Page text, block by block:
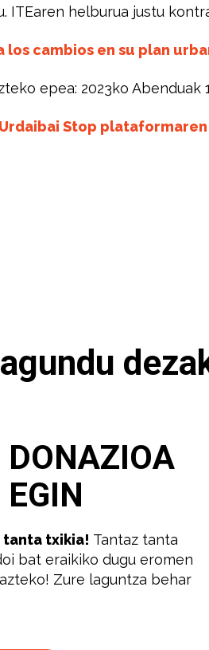
ITEaren helburua justu
los cambios en su plan
epea: 2023ko Abenduak
Stop
DONAZIOA
EGIN
tanta txikia! Tantaz tanta
bat eraikiko dugu eromen
Zure laguntza behar